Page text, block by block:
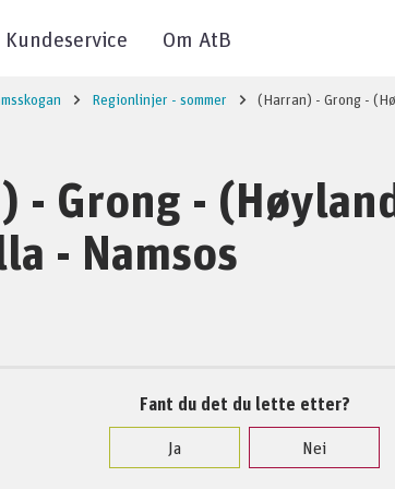
Kundeservice Om AtB
Regionlinjer - sommer (Harran) - Grong -
- Grong -
- Namsos
Fant du det du lette etter?
Ja
Nei